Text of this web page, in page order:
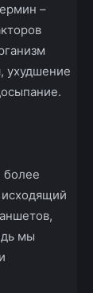
–
ухудшение
более
исходящий
мы